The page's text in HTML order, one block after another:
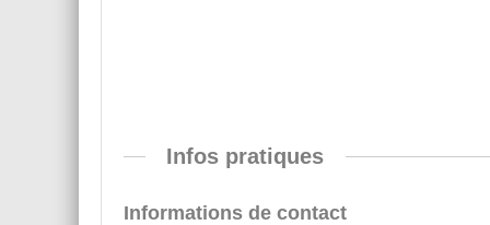
Infos pratiques
Informations de contact